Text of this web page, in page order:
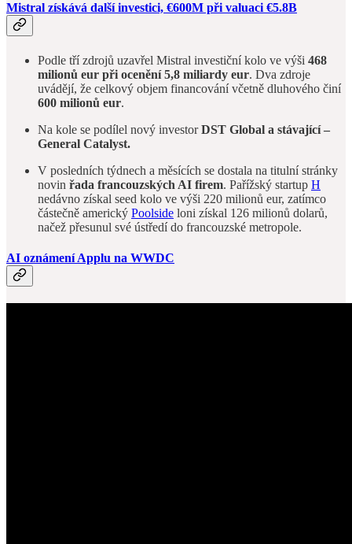
Mistral získává další investici, €600M při valuaci €5.8B
Podle tří zdrojů uzavřel Mistral investiční kolo ve výši 468
milionů eur při ocenění 5,8 miliardy eur. Dva zdroje
uvádějí, že celkový objem financování včetně dluhového činí
600 milionů eur.
Na kole se podílel nový investorDST Global a stávající –
General Catalyst.
V posledních týdnech a měsících se dostala na titulní stránky
novin řada francouzských AI firem. Pařížský startup H
nedávno získal seed kolo ve výši 220 milionů eur, zatímco
částečně americký Poolside loni získal 126 milionů dolarů,
načež přesunul své ústředí do francouzské metropole.
AI oznámení Applu na WWDC